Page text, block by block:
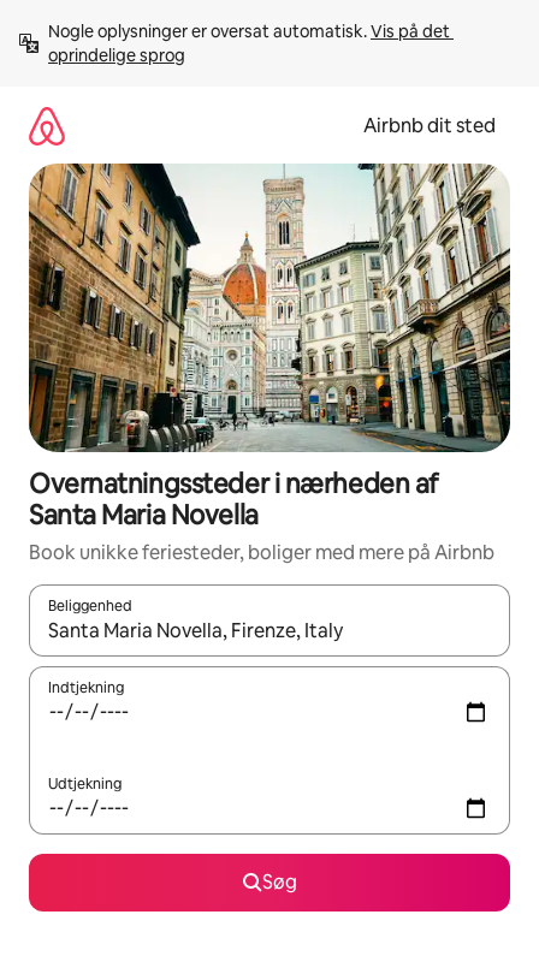
videre
Nogle oplysninger er oversat automatisk. Vis på det
oprindelige sprog
Airbnb dit sted
Overnatningssteder i nærheden af
Santa Maria Novella
Book unikke feriesteder, boliger med mere på Airbnb
Beliggenhed
Når resultaterne er tilgængelige, skal du navigere med
Indtjekning
Udtjekning
Søg